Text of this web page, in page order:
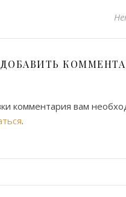
ДОБАВИТЬ
комментария вам
.